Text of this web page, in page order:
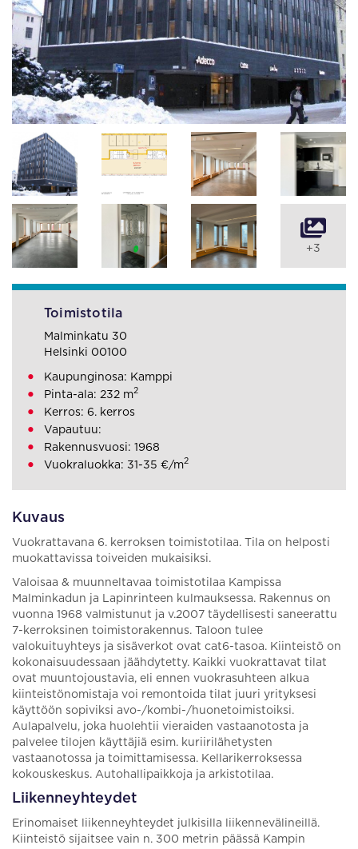
Kuvaus
Vuokrattavana 6. kerroksen toimistotilaa. Tila on helposti
muokattavissa toiveiden mukaisiksi.
Valoisaa & muunneltavaa toimistotilaa Kampissa
Malminkadun ja Lapinrinteen kulmauksessa. Rakennus on
vuonna 1968 valmistunut ja v.2007 täydellisesti saneerattu
7-kerroksinen toimistorakennus. Taloon tulee
valokuituyhteys ja sisäverkot ovat cat6-tasoa. Kiinteistö on
kokonaisuudessaan jäähdytetty. Kaikki vuokrattavat tilat
ovat muuntojoustavia, eli ennen vuokrasuhteen alkua
kiinteistönomistaja voi remontoida tilat juuri yrityksesi
käyttöön sopiviksi avo-/kombi-/huonetoimistoiksi.
Aulapalvelu, joka huolehtii vieraiden vastaanotosta ja
palvelee tilojen käyttäjiä esim. kuriirilähetysten
vastaanotossa ja toimittamisessa. Kellarikerroksessa
kokouskeskus. Autohallipaikkoja ja arkistotilaa.
Liikenneyhteydet
Erinomaiset liikenneyhteydet julkisilla liikennevälineillä.
Kiinteistö sijaitsee vain n. 300 metrin päässä Kampin
+3
Toimistotila
Malminkatu 30
Helsinki 00100
Kaupunginosa: Kamppi
Pinta-ala: 232 m2
Kerros: 6. kerros
Vapautuu:
Rakennusvuosi: 1968
Vuokraluokka: 31-35 €/m2